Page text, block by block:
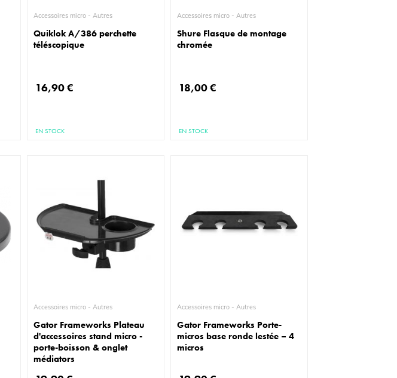
Accessoires micro - Autres
Quiklok A/386 perchette
téléscopique
16,90 €
EN STOCK
Accessoires micro - Autres
Shure Flasque de montage
chromée
18,00 €
EN STOCK
Accessoires micro - Autres
Gator Frameworks Plateau
d'accessoires stand micro -
porte-boisson & onglet
médiators
Accessoires micro - Autres
Gator Frameworks Porte-
micros base ronde lestée – 4
micros